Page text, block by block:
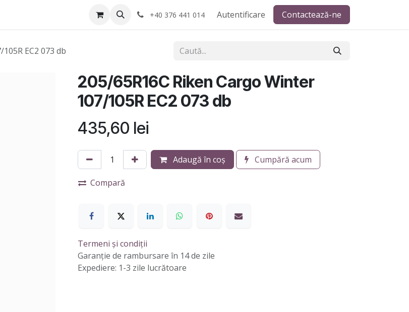
Service-uri montaj +40 376 441 014 Autentificare Contactează-ne
EC2 073 db
205/65R16C Riken Cargo Winter
107/105R EC2 073 db
435,60 lei
Adaugă în coș Cumpără acum
Compară
Termeni și condiții
Garanție de rambursare în 14 de zile
Expediere: 1-3 zile lucrătoare